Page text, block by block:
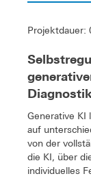
Projektdauer:
Generative KI
auf
von der
die KI, über
individuelles